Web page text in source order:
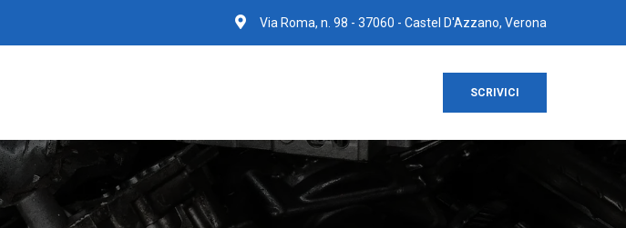
Via Roma, n. 98 - 37060 - Castel D'Azzano, Verona
SCRIVICI